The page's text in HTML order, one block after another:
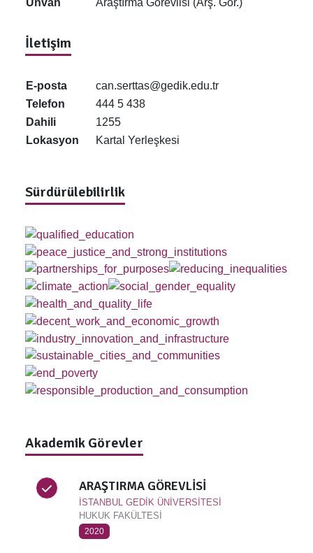
Unvan
Araştırma Görevlisi (Arş. Gör.)
İletişim
E-posta
can.serttas@gedik.edu.tr
Telefon
444 5 438
Dahili
1255
Lokasyon
Kartal Yerleşkesi
Sürdürülebilirlik
Akademik Görevler
ARAŞTIRMA GÖREVLİSİ
İSTANBUL GEDİK ÜNİVERSİTESİ
HUKUK FAKÜLTESİ
2020